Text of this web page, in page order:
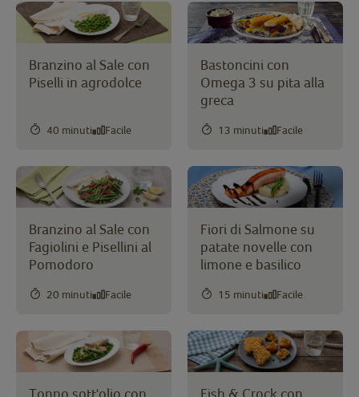
Branzino al Sale con
Piselli in agrodolce
40 minuti Facile
Bastoncini con
Omega 3 su pita alla
greca
13 minuti Facile
Branzino al Sale con
Fagiolini e Pisellini al
Pomodoro
20 minuti Facile
Fiori di Salmone su
patate novelle con
limone e basilico
15 minuti Facile
Tonno sott'olio con Fish & Crock con